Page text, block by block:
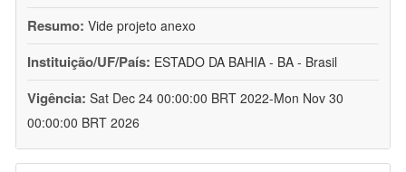
Resumo: Vide projeto anexo
Instituição/UF/País: ESTADO DA BAHIA - BA - Brasil
Vigência: Sat Dec 24 00:00:00 BRT 2022-Mon Nov 30
00:00:00 BRT 2026